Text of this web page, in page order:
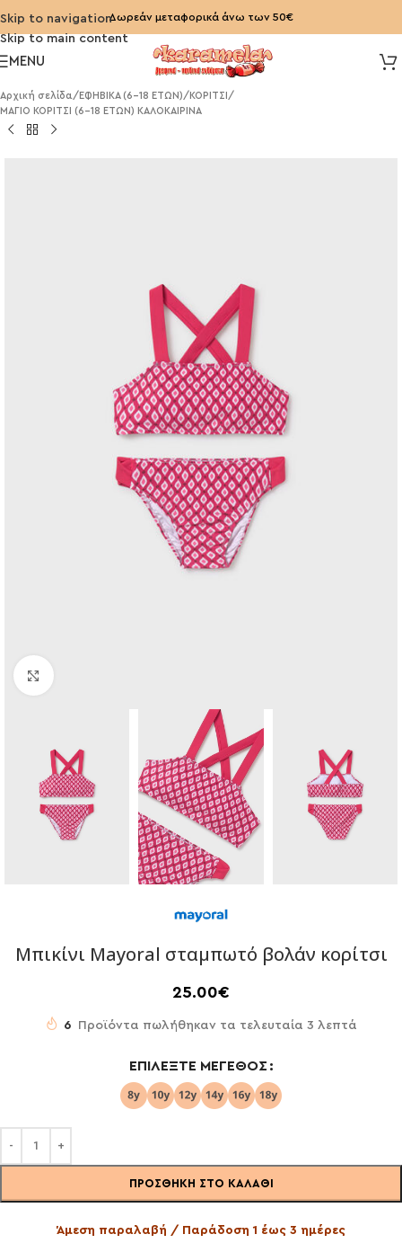
Skip to navigation
Skip to main content
Δωρεάν μεταφορικά άνω των 50€
MENU
Αρχική σελίδα/ ΕΦΗΒΙΚΑ (6-18 ΕΤΩΝ)/ ΚΟΡΙΤΣΙ /
ΜΑΓΙΟ ΚΟΡΙΤΣΙ (6-18 ΕΤΩΝ) ΚΑΛΟΚΑΙΡΙΝΑ
Μπικίνι Mayoral σταμπωτό βολάν κορίτσι
25.00€
6 Προϊόντα πωλήθηκαν τα τελευταία 3 λεπτά
ΕΠΙΛΈΞΤΕ ΜΈΓΕΘΟΣ
ΠΡΟΣΘΉΚΗ ΣΤΟ ΚΑΛΆΘΙ
Άμεση παραλαβή / Παράδοση 1 έως 3 ημέρες